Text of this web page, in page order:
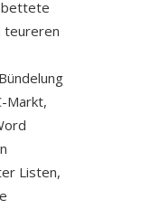
teureren
Markt,
Listen,